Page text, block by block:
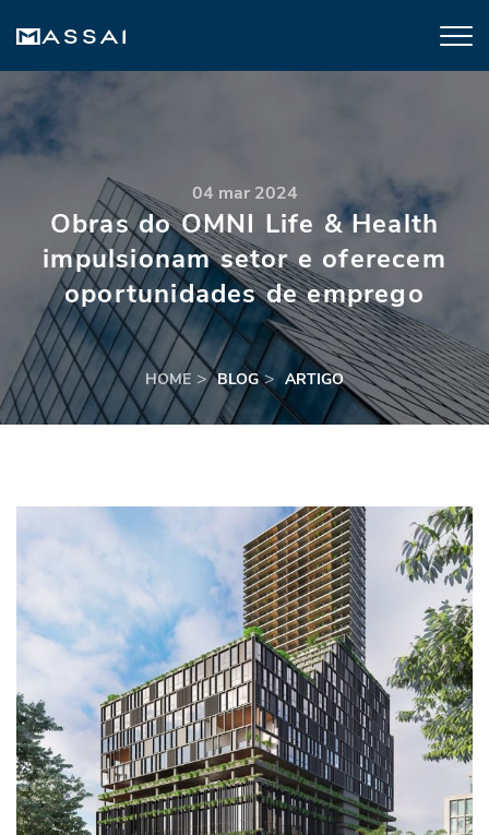
04 mar 2024
Obras do OMNI Life & Health
impulsionam setor e oferecem
oportunidades de emprego
HOME BLOG ARTIGO